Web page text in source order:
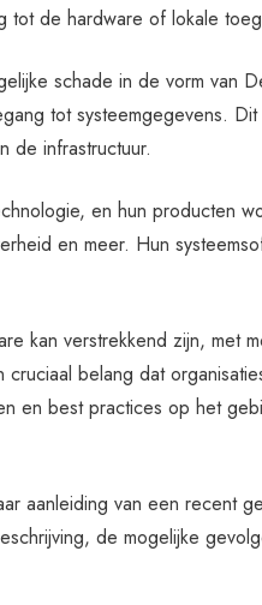
de hardware of lokale
schade in de vorm van
tot systeemgegevens.
de infrastructuur.
en hun producten
en meer. Hun
kan verstrekkend zijn, met
belang dat
en best practices op het
aanleiding van een recent
de mogelijke